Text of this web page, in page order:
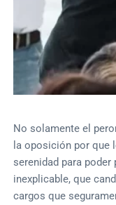
No solamente el
la oposición por que
serenidad para
inexplicable, que
cargos que